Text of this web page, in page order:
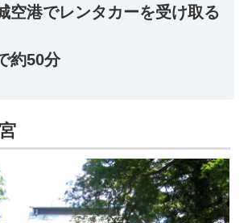
空港でレンタカーを受け取る
約50分